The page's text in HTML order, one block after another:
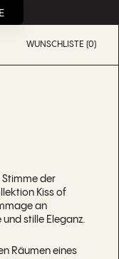
WUNSCHLISTE (0)
Stimme der
Kiss of
an
stille Eleganz.
Räumen eines